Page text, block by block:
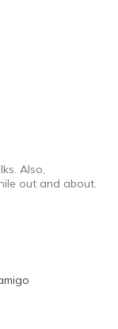
Also,
out and about.